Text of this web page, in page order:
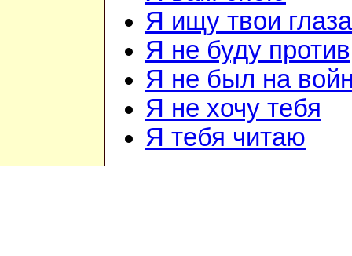
Я ищу твои глаза
Я не буду против
Я не был на
Я не хочу тебя
Я тебя читаю